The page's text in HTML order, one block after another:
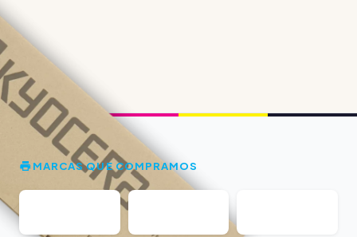
MARCAS QUE COMPRAMOS